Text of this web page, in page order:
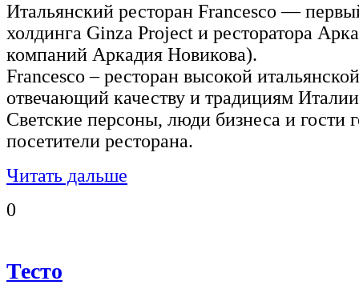
Итальянский ресторан Francesco —
холдинга Ginza Project и ресторатора
компаний Аркадия Новикова).
Francesco – ресторан высокой
отвечающий качеству и традициям
Светские персоны, люди бизнеса и гости
посетители ресторана.
Читать дальше
0
Тесто